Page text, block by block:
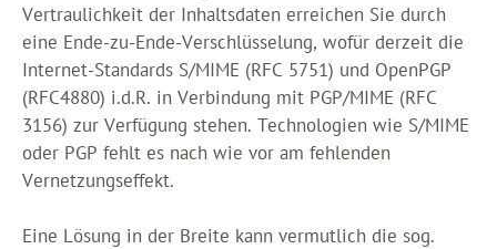
Vertraulichkeit der Inhaltsdaten erreichen Sie durch
eine Ende-zu-Ende-Verschlüsselung, wofür derzeit die
Internet-Standards S/MIME (RFC 5751) und OpenPGP
(RFC4880) i.d.R. in Verbindung mit PGP/MIME (RFC
3156) zur Verfügung stehen. Technologien wie S/MIME
oder PGP fehlt es nach wie vor am fehlenden
Vernetzungseffekt.
Eine Lösung in der Breite kann vermutlich die sog.